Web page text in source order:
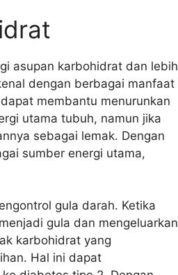
asupan karbohidrat dan lebih
dengan berbagai manfaat
membantu menurunkan
utama tubuh, namun jika
sebagai lemak. Dengan
sumber energi utama,
gula darah. Ketika
gula dan mengeluarkan
karbohidrat yang
Hal ini dapat